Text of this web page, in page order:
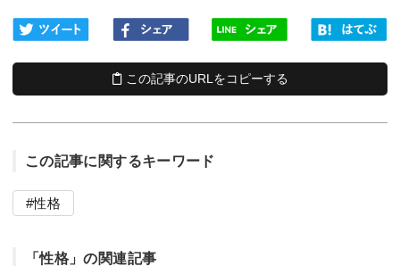
この記事のURLをコピーする
この記事に関するキーワード
性格
「性格」の関連記事